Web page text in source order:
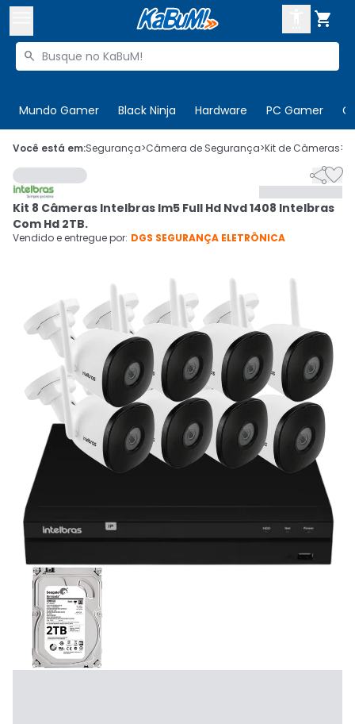

Buscar produtos

Mundo Gamer Black Ninja Hardware PC Gamer
 Olá. Acesse sua conta
 Departamentos
Cupons
Ativar tradutor em libras
CADASTRE-SE
Você está em:Segurança>Câmera de Segurança>Kit de Câmeras>

Kit 8 Câmeras Intelbras Im5 Full Hd Nvd 1408 Intelbras
Com Hd 2TB.
Vendido e entregue por: DGS SEGURANÇA ELETRÔNICA